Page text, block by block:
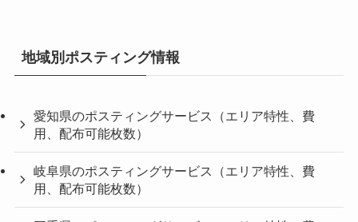
地域別ポスティング情報
愛知県のポスティングサービス（エリア特性、費
用、配布可能枚数）
岐阜県のポスティングサービス（エリア特性、費
用、配布可能枚数）